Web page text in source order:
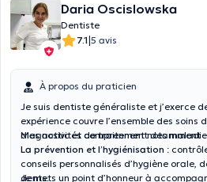
Daria Oscislowska
Dentiste
7.1|5 avis
À propos du praticien
Je suis dentiste généraliste et j’exerce
expérience couvre l’ensemble des soins
diagnostic et de traitement des
Mes activités comprennent notamment :
La prévention et l’hygiénisation :
conseils personnalisés d’hygiène
dents.
Je mets un point d’honneur à